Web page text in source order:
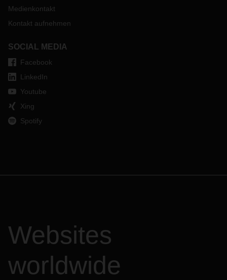
Medienkontakt
Kontakt aufnehmen
SOCIAL MEDIA
Facebook
LinkedIn
Youtube
Xing
Spotify
Websites
worldwide